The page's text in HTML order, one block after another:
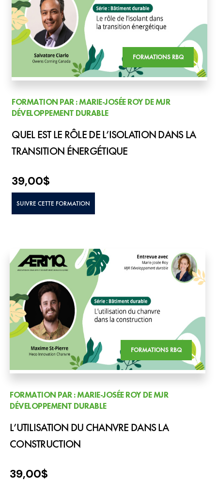
FORMATIONS RBQ
FORMATION PAR : MARIE-JOSÉE ROY DE MJR
DÉVELOPPEMENT DURABLE
QUEL EST LE RÔLE DE L’ISOLATION DANS LA
TRANSITION ÉNERGÉTIQUE
39,00$
SUIVRE CETTE FORMATION
FORMATIONS RBQ
FORMATION PAR : MARIE-JOSÉE ROY DE MJR
DÉVELOPPEMENT DURABLE
L’UTILISATION DU CHANVRE DANS LA
CONSTRUCTION
39,00$